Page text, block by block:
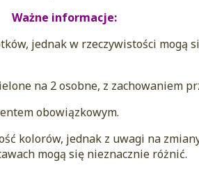
Ważne informacje:
jednak w rzeczywistości mogą
na 2 osobne, z zachowaniem
obowiązkowym.
kolorów, jednak z uwagi na
mogą się nieznacznie różnić.